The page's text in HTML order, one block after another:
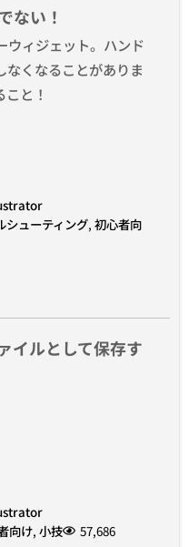
ない！
ウィジェット。ハンド
なくなることがありま
と！
シューティング, 初心者向
イルとして保存す
向け, 小技 57,686